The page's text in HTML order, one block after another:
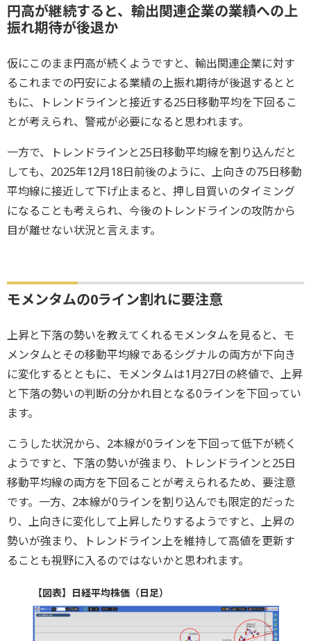
円高が継続すると、輸出関連企業の業績への上
振れ期待が後退か
仮にこのまま円高が続くようですと、輸出関連企業に対す
るこれまでの円安による業績の上振れ期待が後退するとと
もに、トレンドラインと接近する25日移動平均を下回るこ
とが考えられ、警戒が必要になると思われます。
一方で、トレンドラインと25日移動平均線を割り込んだと
しても、2025年12月18日前後のように、上向きの75日移動
平均線に接近して下げ止まると、押し目買いのタイミング
になることも考えられ、今後のトレンドラインの攻防から
目が離せない状況と言えます。
モメンタムの0ライン割れに要注意
上昇と下落の勢いを教えてくれるモメンタムを見ると、モ
メンタムとその移動平均線であるシグナルの両方が下向き
に変化するとともに、モメンタムは1月27日の終値で、上昇
と下落の勢いの判断の分かれ目となる0ラインを下回ってい
ます。
こうした状況から、2本線が0ラインを下回って低下が続く
ようですと、下落の勢いが強まり、トレンドラインと25日
移動平均線の両方を下回ることが考えられるため、要注意
です。一方、2本線が0ラインを割り込んでも限定的だった
り、上向きに変化して上昇したりするようですと、上昇の
勢いが強まり、トレンドライン上を維持して高値を更新す
ることも視野に入るのではないかと思われます。
【図表】日経平均株価（日足）